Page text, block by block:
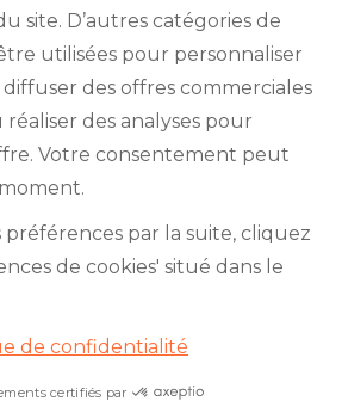
Je teste mon niveau en 10
YouTube
les examens officiels du
de l’IELTS, du TOEFL ITP®, des
et C1 Advanced, du TOEIC
du BRIGHT Español, du DELE,
site. D’autres catégories de
utilisées pour personnaliser
des offres commerciales
réaliser des analyses pour
Votre consentement peut
par la suite, cliquez
de cookies' situé dans le
de confidentialité
certifiés par